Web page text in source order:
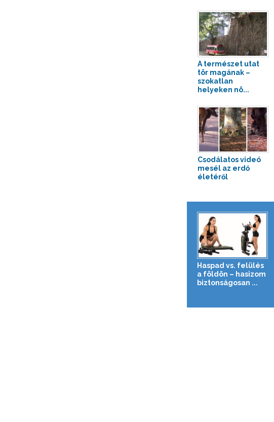
A természet utat
tör magának –
szokatlan
helyeken nö...
Csodálatos videó
mesél az erdő
életéről
Haspad vs. felülés
a földön – hasizom
biztonságosan ...